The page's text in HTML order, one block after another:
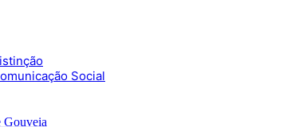
Social
Gouveia